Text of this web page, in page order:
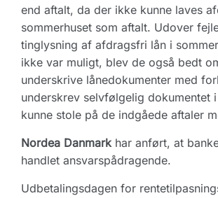
end aftalt, da der ikke kunne laves
sommerhuset som aftalt. Udover
tinglysning af afdragsfri lån i
ikke var muligt, blev de også bedt
underskrive lånedokumenter med
underskrev selvfølgelig dokumentet
kunne stole på de indgåede aftaler
Nordea Danmarkhar anført, at
handlet ansvarspådragende.
Udbetalingsdagen for